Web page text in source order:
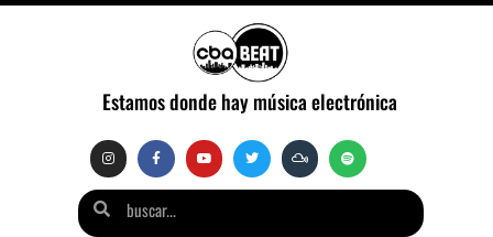
Estamos donde hay música electrónica